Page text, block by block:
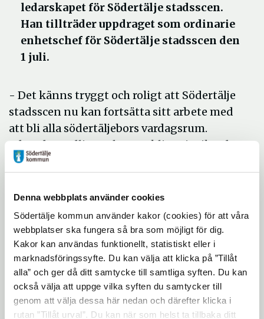
Denna webbplats använder cookies
Södertälje kommun använder kakor (cookies) för att våra
webbplatser ska fungera så bra som möjligt för dig.
Kakor kan användas funktionellt, statistiskt eller i
marknadsföringssyfte. Du kan välja att klicka på ”Tillåt
alla” och ger då ditt samtycke till samtliga syften. Du kan
också välja att uppge vilka syften du samtycker till
genom att välja dessa här nedan och därefter klicka i
rutan ”Tillåt urval”. Du kan när som helst ta tillbaka ditt
ledarskapet för Södertälje stadsscen.
Han tillträder uppdraget som ordinarie
enhetschef för Södertälje stadsscen den
1 juli.
- Det känns tryggt och roligt att Södertälje
stadsscen nu kan fortsätta sitt arbete med
att bli alla södertäljebors vardagsrum.
Eduardos tydliga och utvecklingsinriktade
ledarskap är en viktig pusselbit i det
tillförordnad kultur- och fritidschef i
Södertälje.
- Känner mig stolt, glad och ödmjuk över
att ha fått förtroendet att förvalta och
utveckla stadsscenens verksamhet.
Stadsscen är en otroligt spännande
scenkonstinstitution med fantastiska och
engagerade medarbetare som producerar